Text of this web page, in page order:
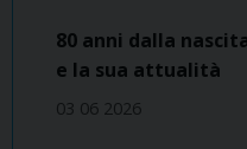
80 anni dalla
e la sua attualità
03 06 2026